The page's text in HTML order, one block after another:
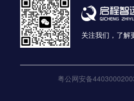
关注我们，了解
粤公网安备